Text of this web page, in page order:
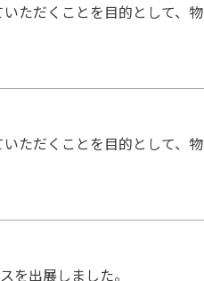
ただくことを目的として、物
ただくことを目的として、物
を出展しました。